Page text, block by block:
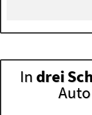
In drei